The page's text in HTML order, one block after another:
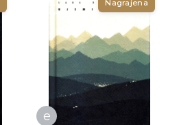
Nagrajena
e